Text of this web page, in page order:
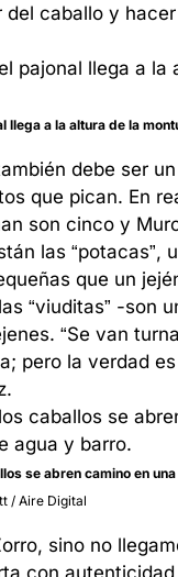
del caballo y
llega a la altura de la
debe ser
que pican. En
son cinco y
las “potacas”,
que un
“viuditas” -son
“Se van
pero la verdad
se abren camino en
/ Aire Digital
sino no
con